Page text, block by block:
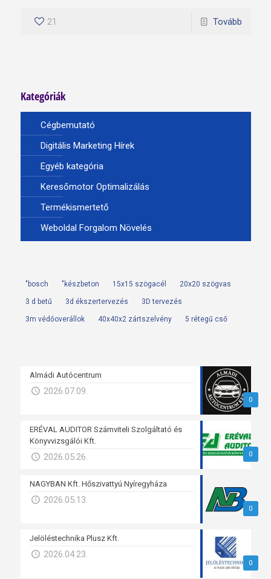
21 Tovább
Kategóriák
Cégbemutató
Digitális Marketing Hírek
Egyéb kategória
Keresőmotor Optimalizálás
Termékismertető
Weboldal Forgalom Növelés
"bosch "készbeton 15x15 szögacél 20x20 szögvas
3 d betű 3d ékszertervezés 3D tervezés
3m védőoverállok 40x40x2 zártszelvény 5 rétegű cső
0
Almádi Autócentrum
2026.07.09.
0
ERÉVAL AUDITOR Számviteli Szolgáltató és
Könyvvizsgálói Kft.
2026.05.26.
0
NAGYBAN Kft. Hőszivattyú Nyíregyháza
2026.05.13.
0
Jelöléstechnika Plusz Kft.
2026.04.23.